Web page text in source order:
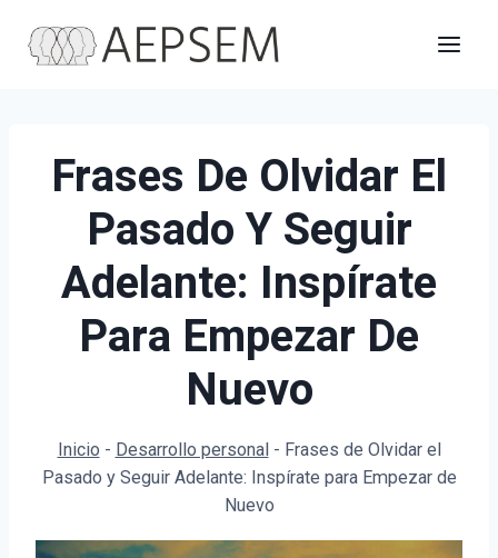
Frases De Olvidar El
Pasado Y Seguir
Adelante: Inspírate
Para Empezar De
Nuevo
Inicio - Desarrollo personal- Frases de Olvidar el
Pasado y Seguir Adelante: Inspírate para Empezar de
Nuevo